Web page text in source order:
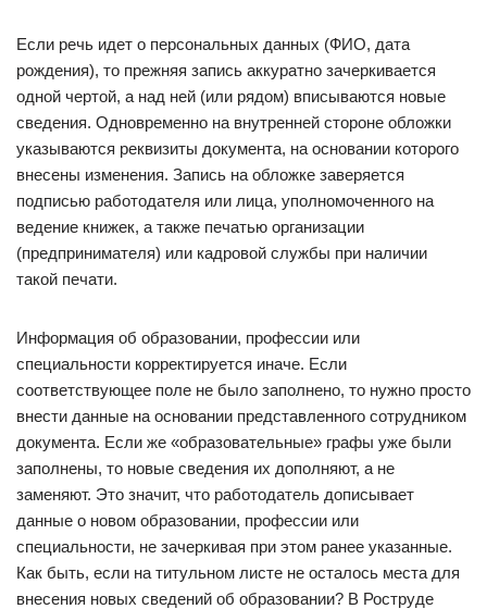
Если речь идет о персональных данных (ФИО, дата
рождения), то прежняя запись аккуратно зачеркивается
одной чертой, а над ней (или рядом) вписываются новые
сведения. Одновременно на внутренней стороне обложки
указываются реквизиты документа, на основании которого
внесены изменения. Запись на обложке заверяется
подписью работодателя или лица, уполномоченного на
ведение книжек, а также печатью организации
(предпринимателя) или кадровой службы при наличии
такой печати.
Информация об образовании, профессии или
специальности корректируется иначе. Если
соответствующее поле не было заполнено, то нужно просто
внести данные на основании представленного сотрудником
документа. Если же «образовательные» графы уже были
заполнены, то новые сведения их дополняют, а не
заменяют. Это значит, что работодатель дописывает
данные о новом образовании, профессии или
специальности, не зачеркивая при этом ранее указанные.
Как быть, если на титульном листе не осталось места для
внесения новых сведений об образовании? В Роструде